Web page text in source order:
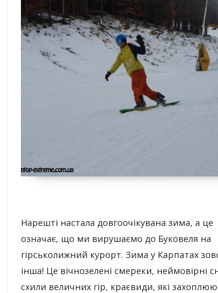
Нарешті настала довгоочікувана зима, а це
означає, що ми вирушаємо до Буковеля на
гірськолижний курорт. Зима у Карпатах
інша! Це вічнозелені смереки, неймовірні
схили величних гір, краєвиди, які